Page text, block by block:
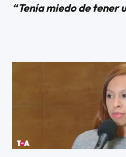
“Tenía miedo de tener